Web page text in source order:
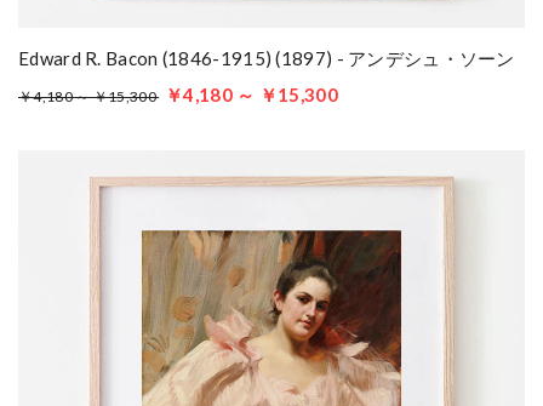
Edward R. Bacon (1846-1915) (1897) - アンデシュ・ソーン
￥4,180 ～ ￥15,300 ￥4,180 ～ ￥15,300